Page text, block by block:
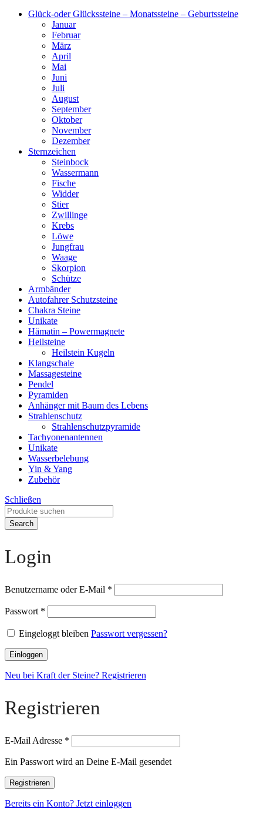
Glück-oder Glückssteine – Monatssteine – Geburtssteine
Januar
Februar
März
April
Mai
Juni
Juli
August
September
Oktober
November
Dezember
Sternzeichen
Steinbock
Wassermann
Fische
Widder
Stier
Zwillinge
Krebs
Löwe
Jungfrau
Waage
Skorpion
Schütze
Armbänder
Autofahrer Schutzsteine
Chakra Steine
Unikate
Hämatin – Powermagnete
Heilsteine
Heilstein Kugeln
Klangschale
Massagesteine
Pendel
Pyramiden
Anhänger mit Baum des Lebens
Strahlenschutz
Strahlenschutzpyramide
Tachyonenantennen
Unikate
Wasserbelebung
Yin & Yang
Zubehör
Schließen
Search
Login
Benutzername oder E-Mail *
Passwort *
Eingeloggt bleiben Passwort vergessen?
Einloggen
Neu bei Kraft der Steine? Registrieren
Registrieren
E-Mail Adresse *
Ein Passwort wird an Deine E-Mail gesendet
Registrieren
Bereits ein Konto? Jetzt einloggen